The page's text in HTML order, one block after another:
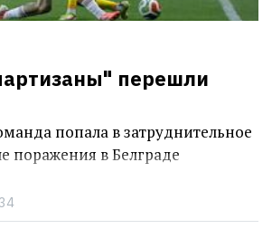
перешли
попала в затруднительное
поражения в Белграде